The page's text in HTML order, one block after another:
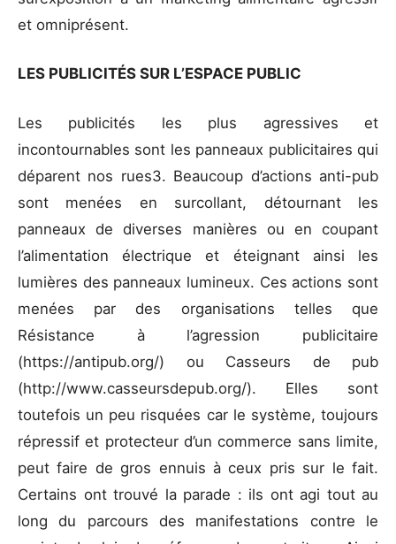
et omniprésent.
LES PUBLICITÉS SUR L’ESPACE PUBLIC
Les publicités les plus agressives et
incontournables sont les panneaux publicitaires qui
déparent nos rues3. Beaucoup d’actions anti-pub
sont menées en surcollant, détournant les
panneaux de diverses manières ou en coupant
l’alimentation électrique et éteignant ainsi les
lumières des panneaux lumineux. Ces actions sont
menées par des organisations telles que
Résistance à l’agression publicitaire
(https://antipub.org/) ou Casseurs de pub
(http://www.casseursdepub.org/). Elles sont
toutefois un peu risquées car le système, toujours
répressif et protecteur d’un commerce sans limite,
peut faire de gros ennuis à ceux pris sur le fait.
Certains ont trouvé la parade : ils ont agi tout au
long du parcours des manifestations contre le